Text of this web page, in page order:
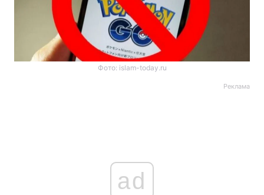
Фото: islam-today.ru
Реклама
ad